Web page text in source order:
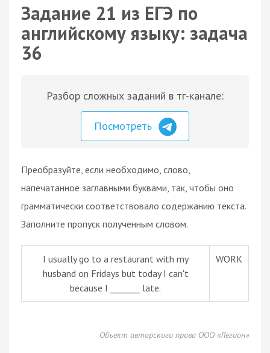
Задание 21 из ЕГЭ по
английскому языку: задача
36
Разбор сложных заданий в тг-канале:
Посмотреть
Преобразуйте, если необходимо, слово,
напечатанное заглавными буквами, так, чтобы оно
грамматически соответствовало содержанию текста.
Заполните пропуск полученным словом.
I usually go to a restaurant with my
husband on Fridays but today I can't
because I _______ late.
WORK
Объект авторского права ООО «Легион»